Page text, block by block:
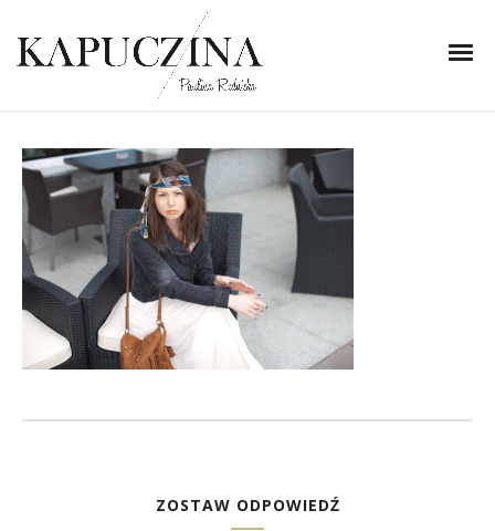
11 listopada 2013
_MG_6557
Written by
ZOSTAW ODPOWIEDŹ